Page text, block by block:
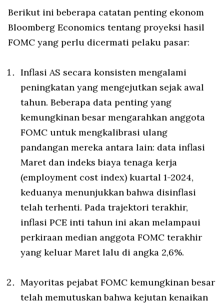
Berikut ini beberapa catatan penting ekonom
Bloomberg Economics tentang proyeksi hasil
FOMC yang perlu dicermati pelaku pasar:
Inflasi AS secara konsisten mengalami
peningkatan yang mengejutkan sejak awal
tahun. Beberapa data penting yang
kemungkinan besar mengarahkan anggota
FOMC untuk mengkalibrasi ulang
pandangan mereka antara lain: data inflasi
Maret dan indeks biaya tenaga kerja
(employment cost index) kuartal 1-2024,
keduanya menunjukkan bahwa disinflasi
telah terhenti. Pada trajektori terakhir,
inflasi PCE inti tahun ini akan melampaui
perkiraan median anggota FOMC terakhir
yang keluar Maret lalu di angka 2,6%.
Mayoritas pejabat FOMC kemungkinan besar
telah memutuskan bahwa kejutan kenaikan